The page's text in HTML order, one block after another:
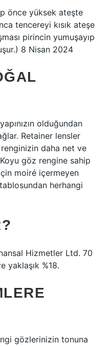
önce yüksek ateşte
tencereyi kısık ateşe
pirincin yumuşayıp
8 Nisan 2024
olduğundan
Retainer lensler
daha net ve
göz rengine sahip
moiré içermeyen
herhangi
Hizmetler Ltd. 70
yaklaşık %18.
gözlerinizin tonuna